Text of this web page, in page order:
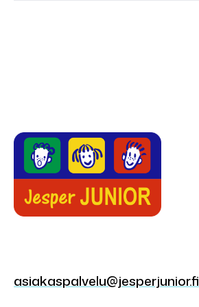
asiakaspalvelu@jesperjunior.fi